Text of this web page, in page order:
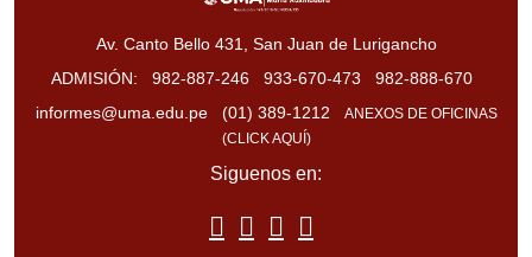
Av. Canto Bello 431, San Juan de Lurigancho
ADMISIÓN:
982-887-246 933-670-473
982-888-670
informes@uma.edu.pe
(01) 389-1212
ANEXOS DE OFICINAS
(CLICK AQUÍ)
Siguenos en: